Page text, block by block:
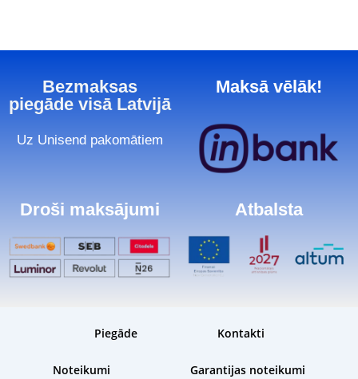
Bezmaksas
piegāde visā Latvijā
Uz Unisend pakomātiem
Maksā vēlāk!
Droši maksājumi Atbalsta
Piegāde Kontakti
Noteikumi Garantijas noteikumi